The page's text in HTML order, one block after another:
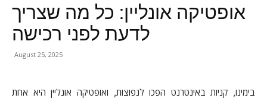
אופטיקה אונליין: כל מה שצריך
לדעת לפני רכישה
August 25, 2025
בימינו, קניות באינטרנט הפכו לנפוצות, ואופטיקה אונליין היא אחת